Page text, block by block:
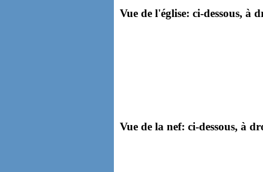
Vue de l'église: ci-dessous, à
Vue de la nef: ci-dessous, à